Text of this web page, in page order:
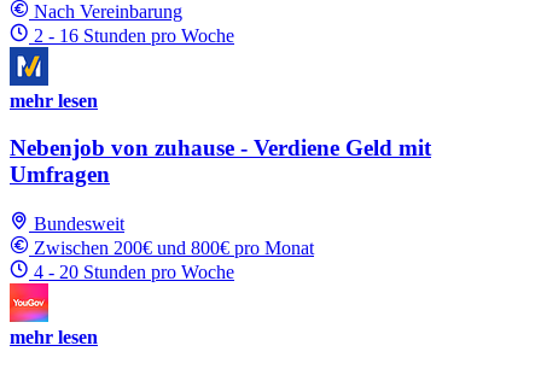
Nach Vereinbarung
2 - 16 Stunden pro Woche
mehr lesen
Nebenjob von zuhause - Verdiene Geld mit
Umfragen
Bundesweit
Zwischen 200€ und 800€ pro Monat
4 - 20 Stunden pro Woche
mehr lesen